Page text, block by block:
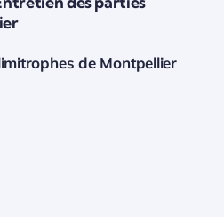
de Montpellier